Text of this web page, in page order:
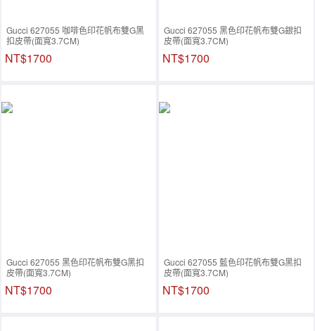
Gucci 627055 咖啡色印花帆布雙G黑
扣皮帶(面寬3.7CM)
NT$1700
Gucci 627055 黑色印花帆布雙G銀扣
皮帶(面寬3.7CM)
NT$1700
Gucci 627055 黑色印花帆布雙G黑扣
皮帶(面寬3.7CM)
NT$1700
Gucci 627055 藍色印花帆布雙G黑扣
皮帶(面寬3.7CM)
NT$1700